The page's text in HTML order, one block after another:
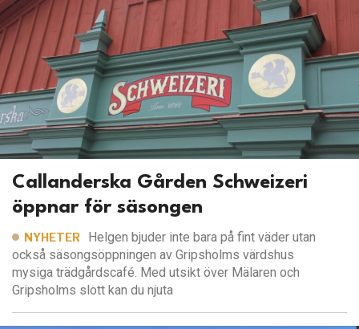
Callanderska Gården Schweizeri
öppnar för säsongen
NYHETER
Helgen bjuder inte bara på fint väder utan
också säsongsöppningen av Gripsholms värdshus
mysiga trädgårdscafé. Med utsikt över Mälaren och
Gripsholms slott kan du njuta